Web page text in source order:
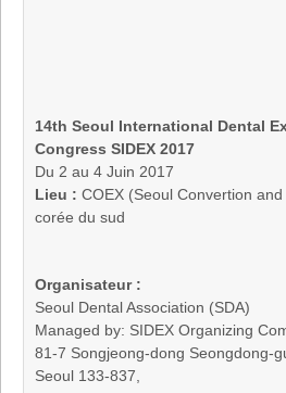
14th Seoul International Dental
Congress SIDEX 2017
Du 2 au 4 Juin 2017
Lieu : COEX (Seoul Convertion
corée du sud
Organisateur :
Seoul Dental Association (SDA)
Managed by: SIDEX Organizing
81-7 Songjeong-dong Seongdong-
Seoul 133-837,